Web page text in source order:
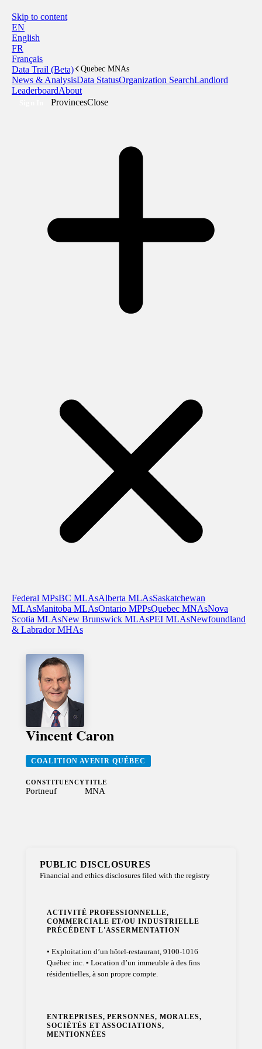
Skip to content
EN
English
FR
Français
Data Trail (Beta)
Quebec MNAs
News & AnalysisData StatusOrganization SearchLandlord
LeaderboardAbout
ProvincesClose
Federal MPsBC MLAsAlberta MLAsSaskatchewan
MLAsManitoba MLAsOntario MPPsQuebec MNAsNova
Scotia MLAsNew Brunswick MLAsPEI MLAsNewfoundland
& Labrador MHAs
Vincent Caron
COALITION AVENIR QUÉBEC
CONSTITUENCY
Portneuf
TITLE
MNA
PUBLIC DISCLOSURES
Financial and ethics disclosures filed with the registry
ACTIVITÉ PROFESSIONNELLE,
COMMERCIALE ET/OU INDUSTRIELLE
PRÉCÉDENT L'ASSERMENTATION
▪ Exploitation d’un hôtel-restaurant, 9100-1016
Québec inc. ▪ Location d’un immeuble à des fins
résidentielles, à son propre compte.
ENTREPRISES, PERSONNES, MORALES,
SOCIÉTÉS ET ASSOCIATIONS,
MENTIONNÉES